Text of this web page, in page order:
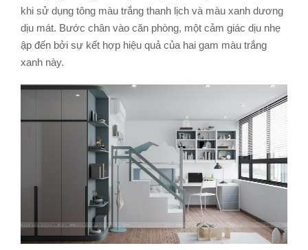
khi sử dụng tông màu trắng thanh lịch và màu xanh dương
dịu mát. Bước chân vào căn phòng, một cảm giác dịu nhẹ
ập đến bởi sự kết hợp hiệu quả của hai gam màu trắng
xanh này.